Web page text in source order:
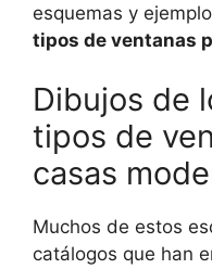
esquemas y
tipos de ventanas
Dibujos de
tipos de
casas
Muchos de estos
catálogos que han